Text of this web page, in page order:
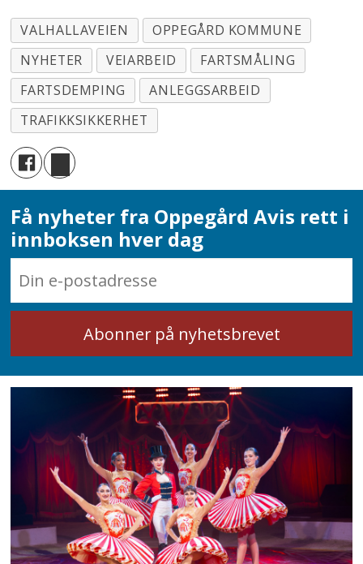
VALHALLAVEIEN
OPPEGÅRD KOMMUNE
NYHETER
VEIARBEID
FARTSMÅLING
FARTSDEMPING
ANLEGGSARBEID
TRAFIKKSIKKERHET
Få nyheter fra Oppegård Avis rett i
innboksen hver dag